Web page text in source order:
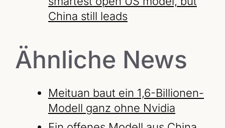
China still leads
Ähnliche News
Meituan baut ein 1,6-Billionen-
Modell ganz ohne Nvidia